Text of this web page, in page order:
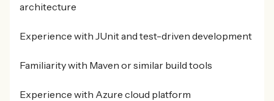
architecture
Experience with JUnit and test-driven development
Familiarity with Maven or similar build tools
Experience with Azure cloud platform